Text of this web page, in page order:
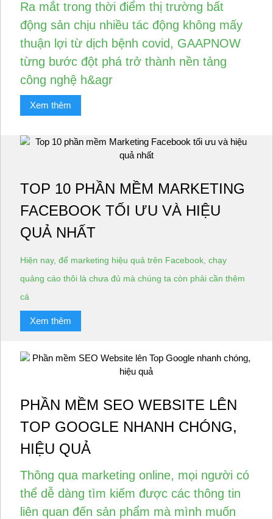
Ra mắt trong thời điểm thị trường bất
động sản chịu nhiều tác động không mấy
thuận lợi từ dịch bệnh covid, GAAPNOW
từng bước đột phá trở thành nền tảng
công nghệ h&agr
Xem thêm
TOP 10 PHẦN MỀM MARKETING
FACEBOOK TỐI ƯU VÀ HIỆU
QUẢ NHẤT
Hiện nay, để marketing hiệu quả trên Facebook, chạy
quảng cáo thôi là chưa đủ mà chúng ta còn phải cần thêm
cá
Xem thêm
PHẦN MỀM SEO WEBSITE LÊN
TOP GOOGLE NHANH CHÓNG,
HIỆU QUẢ
Thông qua marketing online, mọi người có
thể dễ dàng tìm kiếm được các thông tin
liên quan đến sản phẩm mà mình muốn